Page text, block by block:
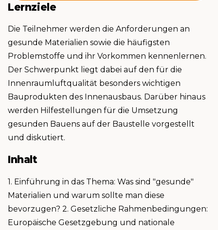
Lernziele
Die Teilnehmer werden die Anforderungen an
gesunde Materialien sowie die häufigsten
Problemstoffe und ihr Vorkommen kennenlernen.
Der Schwerpunkt liegt dabei auf den für die
Innenraumluftqualität besonders wichtigen
Bauprodukten des Innenausbaus. Darüber hinaus
werden Hilfestellungen für die Umsetzung
gesunden Bauens auf der Baustelle vorgestellt
und diskutiert.
Inhalt
1. Einführung in das Thema: Was sind "gesunde"
Materialien und warum sollte man diese
bevorzugen? 2. Gesetzliche Rahmenbedingungen:
Europäische Gesetzgebung und nationale